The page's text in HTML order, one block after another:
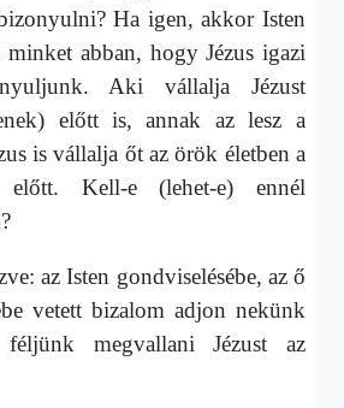
Ha igen, akkor Isten
abban, hogy Jézus igazi
Aki vállalja Jézust
előtt is, annak az lesz a
is vállalja őt az örök életben a
Kell-e (lehet-e) ennél
az Isten gondviselésébe, az ő
vetett bizalom adjon nekünk
megvallani Jézust az